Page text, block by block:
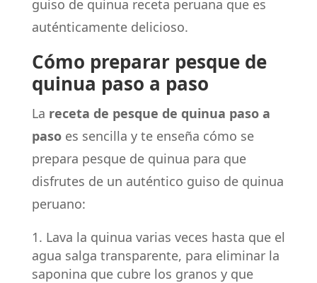
guiso de quinua receta peruana que es
auténticamente delicioso.
Cómo preparar pesque de
quinua paso a paso
La receta de pesque de quinua paso a
pasoes sencilla y te enseña cómo se
prepara pesque de quinua para que
disfrutes de un auténtico guiso de quinua
peruano:
Lava la quinua varias veces hasta que el
agua salga transparente, para eliminar la
saponina que cubre los granos y que